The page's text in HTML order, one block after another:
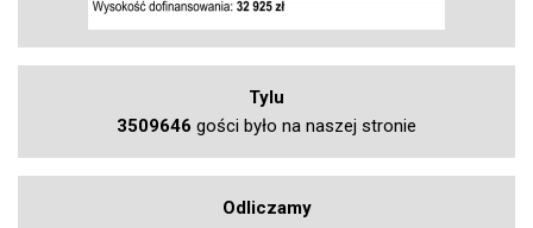
Tylu
3509646 gości było na naszej stronie
Odliczamy